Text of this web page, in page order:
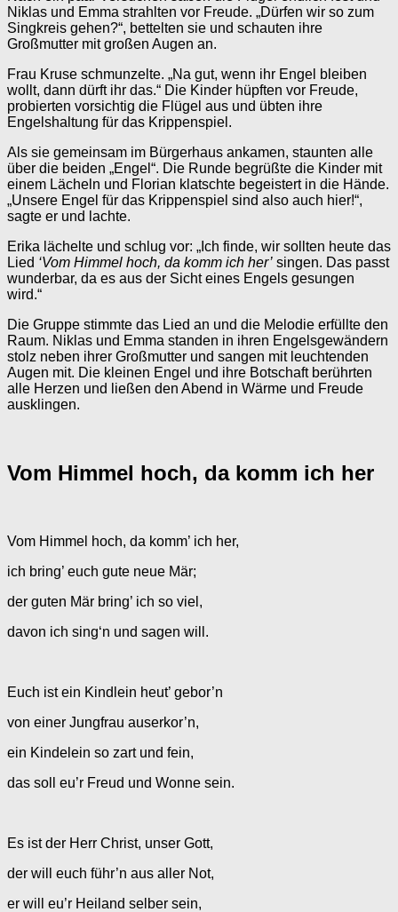
Niklas und Emma strahlten vor Freude. „Dürfen wir so zum
Singkreis gehen?“, bettelten sie und schauten ihre
Großmutter mit großen Augen an.
Frau Kruse schmunzelte. „Na gut, wenn ihr Engel bleiben
wollt, dann dürft ihr das.“ Die Kinder hüpften vor Freude,
probierten vorsichtig die Flügel aus und übten ihre
Engelshaltung für das Krippenspiel.
Als sie gemeinsam im Bürgerhaus ankamen, staunten alle
über die beiden „Engel“. Die Runde begrüßte die Kinder mit
einem Lächeln und Florian klatschte begeistert in die Hände.
„Unsere Engel für das Krippenspiel sind also auch hier!“,
sagte er und lachte.
Erika lächelte und schlug vor: „Ich finde, wir sollten heute das
Lied ‘Vom Himmel hoch, da komm ich her’ singen. Das passt
wunderbar, da es aus der Sicht eines Engels gesungen
wird.“
Die Gruppe stimmte das Lied an und die Melodie erfüllte den
Raum. Niklas und Emma standen in ihren Engelsgewändern
stolz neben ihrer Großmutter und sangen mit leuchtenden
Augen mit. Die kleinen Engel und ihre Botschaft berührten
alle Herzen und ließen den Abend in Wärme und Freude
ausklingen.
Vom Himmel hoch, da komm ich her
Vom Himmel hoch, da komm’ ich her,
ich bring’ euch gute neue Mär;
der guten Mär bring’ ich so viel,
davon ich sing‘n und sagen will.
Euch ist ein Kindlein heut’ gebor’n
von einer Jungfrau auserkor’n,
ein Kindelein so zart und fein,
das soll eu’r Freud und Wonne sein.
Es ist der Herr Christ, unser Gott,
der will euch führ’n aus aller Not,
er will eu’r Heiland selber sein,